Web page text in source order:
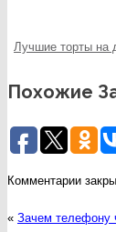
Лучшие торты на
Похожие
Комментарии
« Зачем телефону